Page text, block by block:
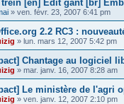
treiñ [en] Edit gant [br]
» ven. févr. 23, 2007 6:41 pm
2.2 RC3 :
» lun. mars 12, 2007 5:42 pm
Chantage au logiciel
» mar. janv. 16, 2007 8:28 am
Le ministère de l'agri
» ven. janv. 12, 2007 2:10 pm